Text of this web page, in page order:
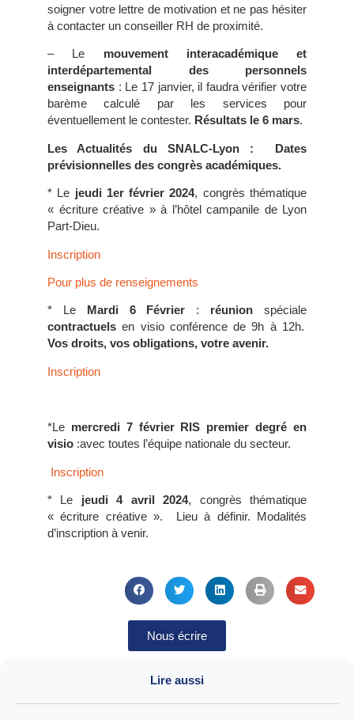
soigner votre lettre de motivation et ne pas hésiter
à contacter un conseiller RH de proximité.
– Le mouvement interacadémique et
interdépartemental des personnels
enseignants : Le 17 janvier, il faudra vérifier votre
barème calculé par les services pour
éventuellement le contester. Résultats le 6 mars.
Les Actualités du SNALC-Lyon : Dates
prévisionnelles des congrès académiques.
* Le jeudi 1er février 2024, congrès thématique
« écriture créative » à l’hôtel campanile de Lyon
Part-Dieu.
Inscription
Pour plus de renseignements
* LeMardi 6 Février : réunion spéciale
contractuels en visio conférence de 9h à 12h.
Vos droits, vos obligations, votre avenir.
Inscription
*Le mercredi 7 février RIS premier degré en
visio :avec toutes l’équipe nationale du secteur.
Inscription
* Le jeudi 4 avril 2024, congrès thématique
« écriture créative ». Lieu à définir. Modalités
d’inscription à venir.
Nous écrire
Lire aussi